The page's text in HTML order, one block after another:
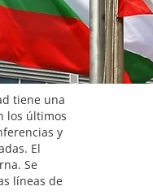
tiene una
los últimos
y
El
Se
líneas de